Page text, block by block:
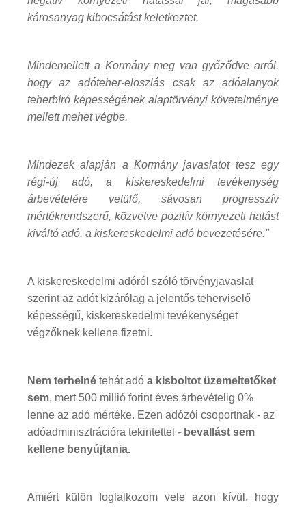
károsanyag kibocsátást keletkeztet.
Mindemellett a Kormány meg van győződve arról.
hogy az adóteher-eloszlás csak az adóalanyok
teherbíró képességének alaptörvényi követelménye
mellett mehet végbe.
Mindezek alapján a Kormány javaslatot tesz egy
régi-új adó, a kiskereskedelmi tevékenység
árbevételére vetülő, sávosan progresszív
mértékrendszerű, közvetve pozitív környezeti hatást
kiváltó adó, a kiskereskedelmi adó bevezetésére."
A kiskereskedelmi adóról szóló törvényjavaslat
szerint az adót kizárólag a jelentős teherviselő
képességű, kiskereskedelmi tevékenységet
végzőknek kellene fizetni.
Nem terhelné tehát adó a kisboltot üzemeltetőket
sem, mert 500 millió forint éves árbevételig 0%
lenne az adó mértéke. Ezen adózói csoportnak - az
adóadminisztrációra tekintettel - bevallást sem
kellene benyújtania.
Amiért külön foglalkozom vele azon kívül, hogy